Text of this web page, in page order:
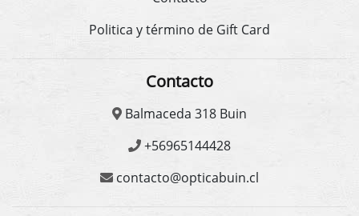
Politica y término de Gift Card
Contacto
Balmaceda 318 Buin
+56965144428
contacto@opticabuin.cl